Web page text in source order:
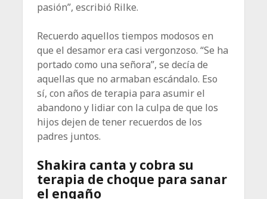
pasión”, escribió Rilke.
Recuerdo aquellos tiempos modosos en
que el desamor era casi vergonzoso. “Se ha
portado como una señora”, se decía de
aquellas que no armaban escándalo. Eso
sí, con años de terapia para asumir el
abandono y lidiar con la culpa de que los
hijos dejen de tener recuerdos de los
padres juntos.
Shakira canta y cobra su
terapia de choque para sanar
el engaño